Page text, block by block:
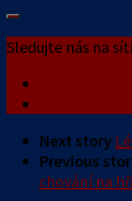
Sledujte nás na
Next story
Previous
chování na